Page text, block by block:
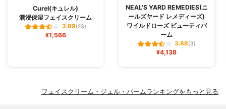
Curel(キュレル)
潤浸保湿フェイスクリーム
3.89(23)
¥1,566
NEAL'S YARD REMEDIES(ニ
ールズヤード レメディーズ)
ワイルドローズ ビューティバ
ーム
3.88(3)
¥4,138
フェイスクリーム・ジェル・バームランキングをもっと見る